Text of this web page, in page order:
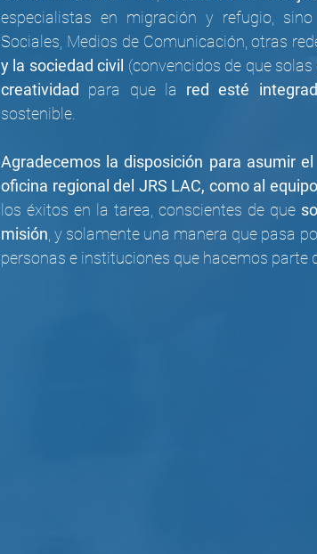
especialistas en migración y refugio,
Sociales, Medios de Comunicación, otras
y la sociedad civil (convencidos de que
creatividad para que la red esté
sostenible.
Agradecemos la disposición para asumir
oficina regional del JRS LAC, como al
los éxitos en la tarea, conscientes de que
misión , y solamente una manera que pasa
personas e instituciones que hacemos parte